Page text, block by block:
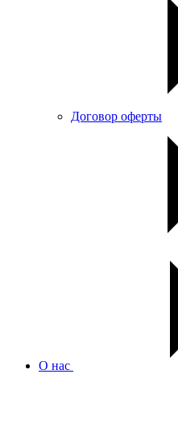
Договор оферты
О нас